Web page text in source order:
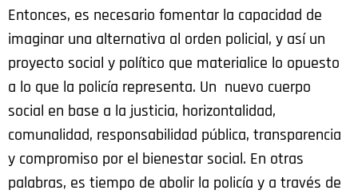
Entonces, es necesario fomentar la capacidad de
imaginar una alternativa al orden policial, y así un
proyecto social y político que materialice lo opuesto
a lo que la policía representa. Un nuevo cuerpo
social en base a la justicia, horizontalidad,
comunalidad, responsabilidad pública, transparencia
y compromiso por el bienestar social. En otras
palabras, es tiempo de abolir la policía y a través de